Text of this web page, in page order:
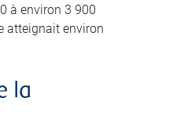
à environ 3 900
atteignait environ
la